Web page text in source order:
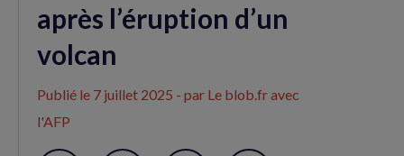
après l’éruption d’un
volcan
Publié le 7 juillet 2025 - par Le blob.fr avec
l'AFP